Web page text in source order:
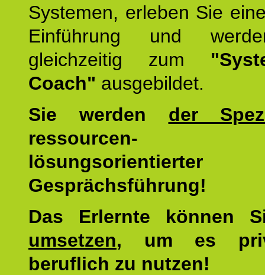
Systemen, erleben Sie
Einführung und
gleichzeitig zum
Coach" ausgebildet.
Sie werden der
lösungsorientierter
Gesprächsführung!
Das Erlernte können
umsetzen, um es
beruflich zu nutzen!